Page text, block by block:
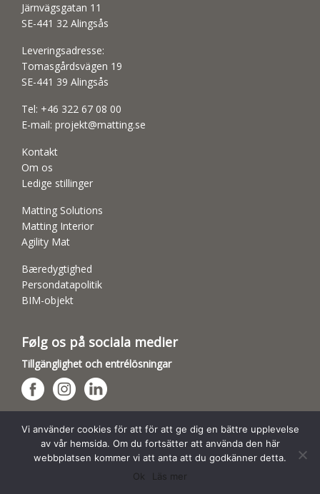
Järnvägsgatan 11
SE-441 32 Alingsås
Leveringsadresse:
Tomasgårdsvägen 19
SE-441 39 Alingsås
Tel: +46 322 67 08 00
E-mail: projekt@matting.se
Kontakt
Om os
Ledige stillinger
Matting Solutions
Matting Interior
Agility Mat
Bæredygtighed
Persondatapolitik
BIM-objekt
Følg os på sociala medier
Tillgänglighet och entrélösningar
Hundsporthallar
Vi använder cookies för att för att ge dig en bättre upplevelse
av vår hemsida. Om du fortsätter att använda den här
webbplatsen kommer vi att anta att du godkänner detta.
Ok
Läs mer